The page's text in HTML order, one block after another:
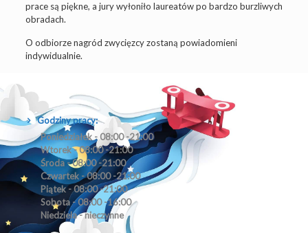
prace są piękne, a jury wyłoniło laureatów po bardzo burzliwych
obradach.
O odbiorze nagród zwycięzcy zostaną powiadomieni
indywidualnie.
Godziny pracy:
Poniedziałek - 08:00 -21:00
Wtorek - 08:00 -21:00
Środa - 08:00 -21:00
Czwartek - 08:00 -21:00
Piątek - 08:00 -21:00
Sobota - 08:00 -16:00
Niedziela - nieczynne